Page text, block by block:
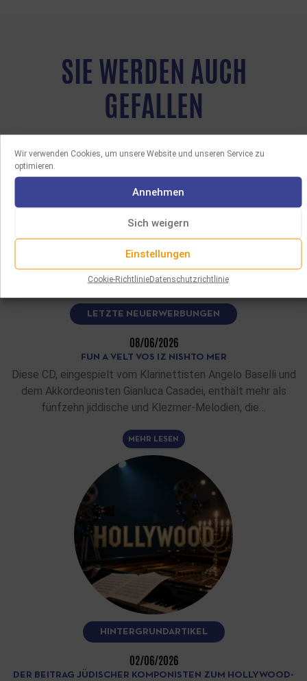
Wir verwenden Cookies, um unsere Website und unseren Service zu
optimieren.
Annehmen
Sich weigern
Einstellungen
Cookie-RichtlinieDatenschutzrichtlinie
SIE WERDEN AUCH
GEFALLEN
LETZTE NEUERWERBUNGEN
08/06/2026
FUN A VELT VOS IZ NISHTO MER
Diese CD, eingespielt vom Klarinettisten Angelo Baselli und
dem Akkordeonisten Gianluca Casadei, enthält mehr als
fünfzehn jiddische und Klezmer-Melodien, die…
MEHR LESEN
HINTERGRUNDARTIKEL
02/06/2026
DER BEITRAG JÜDISCHER KOMPONISTEN ZUM HOLLYWOOD-